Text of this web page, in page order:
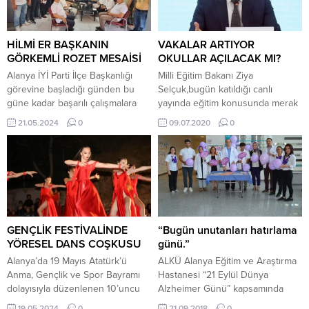
ekipleri, ilçede uyuşturucu ticareti
ve kullanımına yönelik yaptığı
çalışmalarına devam etti. Polis
ekipleri bu kapsamda yaptıkları
çalışmalar doğrultusunda Dinek
Mahallesi Hacımehmetli...
mütalaasında,”Adnan Oktar silahlı
suç örgütünün (AOSSÖ), Adnan
Oktar’ın mehdiyeti inancı
etrafında,...
HİLMİ ER BAŞKANIN
GÖRKEMLİ ROZET MESAİSİ
Alanya İYİ Parti İlçe Başkanlığı
görevine başladığı günden bu
güne kadar başarılı çalışmalara
imza atan Hilmi Er, çalışmalarının
ödülünü yoğun üye katılımı ile
alıyor. Başkan Hilmi Er, bugün, İYİ
Parti Alanya İlçe Başkanlığında
gerçekleştirilen yönetim kurulu
toplantısından sonra düzenlenen
törenle partiye yeni üyelerin
katılmasının gururunu yaşadı. İlçe
Başkanı Hilmi Er’,gerçekleşen...
21.05.2024 0
VAKALAR ARTIYOR
OKULLAR AÇILACAK MI?
Milli Eğitim Bakanı Ziya
Selçuk,bugün katıldığı canlı
yayında eğitim konusunda merak
edilenlere ilişkin açıklamalarda
buludu. ‘Okullar 31 Ağustos’ta
açılacak mı?’ sorusuna yanıt
veren Selçuk, ”Okulların açılacağı
hafta ne olacağını kimse bilemez.
Bizim için birinci öncelik sağlık. 31
Ağustos’ta açılacak derken bunu
temenni ediyoruz. Sağlıklı bir
durum oluşursa , şartlar elverişli...
09.07.2020 0
GENÇLİK FESTİVALİNDE
YÖRESEL DANS COŞKUSU
Alanya’da 19 Mayıs Atatürk’ü
Anma, Gençlik ve Spor Bayramı
dolayısıyla düzenlenen 10’uncu
Uluslararası Gençlik Festivali, 6
“Bugün unutanları hatırlama
günü.”
ALKÜ Alanya Eğitim ve Araştırma
Hastanesi “21 Eylül Dünya
Alzheimer Günü” kapsamında
stant açarak vatandaşları